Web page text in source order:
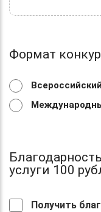
Формат
Всероссийский
услуги 100
Получить